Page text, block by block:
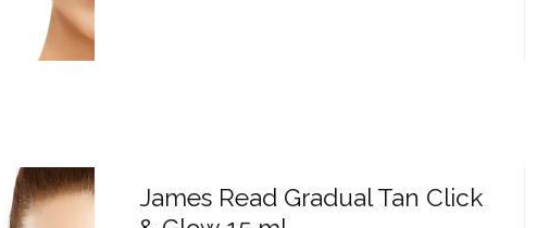
James Read Gradual Tan Click